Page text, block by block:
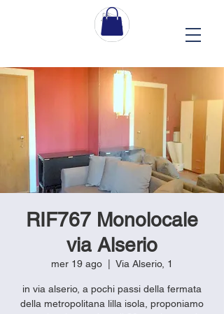
RIF767 Monolocale
via Alserio
mer 19 ago Via Alserio, 1
in via alserio, a pochi passi della fermata
della metropolitana lilla isola, proponiamo